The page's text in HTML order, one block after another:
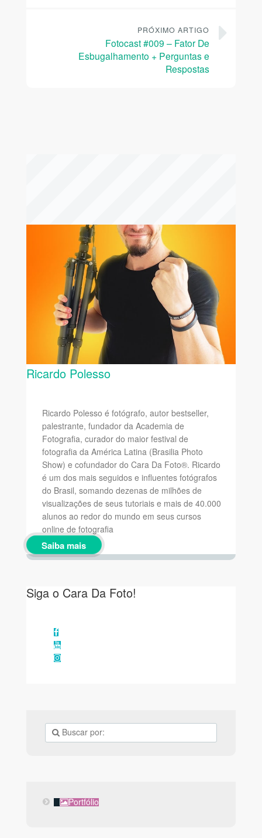
PRÓXIMO ARTIGO
Fotocast #009 – Fator De
Esbugalhamento + Perguntas e
Respostas
Ricardo Polesso
Ricardo Polesso é fotógrafo, autor bestseller,
palestrante, fundador da Academia de
Fotografia, curador do maior festival de
fotografia da América Latina (Brasilia Photo
Show) e cofundador do Cara Da Foto®. Ricardo
é um dos mais seguidos e influentes fotógrafos
do Brasil, somando dezenas de milhões de
visualizações de seus tutoriais e mais de 40.000
alunos ao redor do mundo em seus cursos
online de fotografia
Saiba mais
Siga o Cara Da Foto!
Facebook
YouTube
Instagram
PortfólioPortfólio